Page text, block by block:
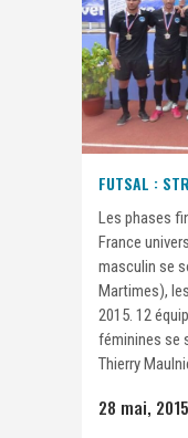
FUTSAL :
Les phases
France
masculin se
Martimes),
2015. 12
féminines se
Thierry
28 mai, 2015